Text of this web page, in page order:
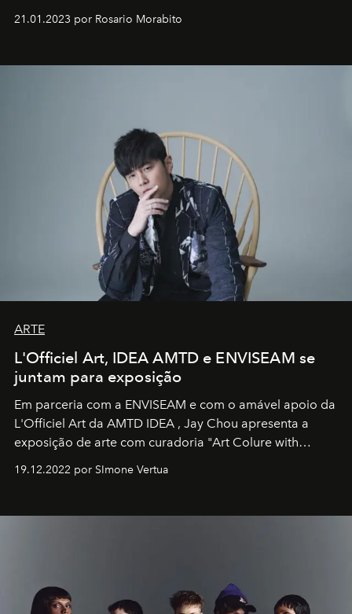
21.01.2023 por Rosario Morabito
ARTE
L'Officiel Art, IDEA AMTD e ENVISEAM se
juntam para exposição
Em parceria com a ENVISEAM e com o amável apoio da
L'Officiel Art da AMTD IDEA , Jay Chou apresenta a
exposição de arte com curadoria "Art Colure with
19.12.2022 por SImone Vertua